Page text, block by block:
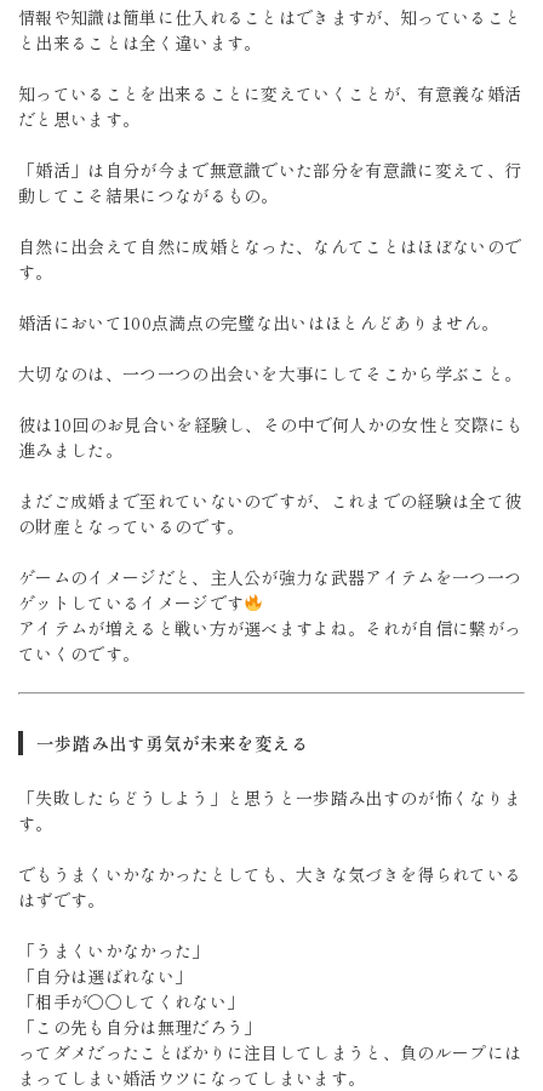
情報や知識は簡単に仕入れることはできますが、知っていること
と出来ることは全く違います。
知っていることを出来ることに変えていくことが、有意義な婚活
だと思います。
「婚活」は自分が今まで無意識でいた部分を有意識に変えて、行
動してこそ結果につながるもの。
自然に出会えて自然に成婚となった、なんてことはほぼないので
す。
婚活において100点満点の完璧な出いはほとんどありません。
大切なのは、一つ一つの出会いを大事にしてそこから学ぶこと。
彼は10回のお見合いを経験し、その中で何人かの女性と交際にも
進みました。
まだご成婚まで至れていないのですが、これまでの経験は全て彼
の財産となっているのです。
ゲームのイメージだと、主人公が強力な武器アイテムを一つ一つ
ゲットしているイメージです
アイテムが増えると戦い方が選べますよね。それが自信に繋がっ
ていくのです。
一歩踏み出す勇気が未来を変える
「失敗したらどうしよう」と思うと一歩踏み出すのが怖くなりま
す。
でもうまくいかなかったとしても、大きな気づきを得られている
はずです。
「うまくいかなかった」
「自分は選ばれない」
「相手が〇〇してくれない」
「この先も自分は無理だろう」
ってダメだったことばかりに注目してしまうと、負のループには
まってしまい婚活ウツになってしまいます。